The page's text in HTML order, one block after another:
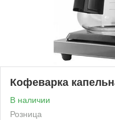
Кофеварка
В наличии
Розница